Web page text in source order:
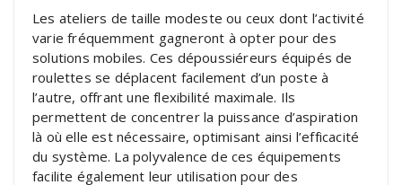
Les ateliers de taille modeste ou ceux dont l’activité
varie fréquemment gagneront à opter pour des
solutions mobiles. Ces dépoussiéreurs équipés de
roulettes se déplacent facilement d’un poste à
l’autre, offrant une flexibilité maximale. Ils
permettent de concentrer la puissance d’aspiration
là où elle est nécessaire, optimisant ainsi l’efficacité
du système. La polyvalence de ces équipements
facilite également leur utilisation pour des